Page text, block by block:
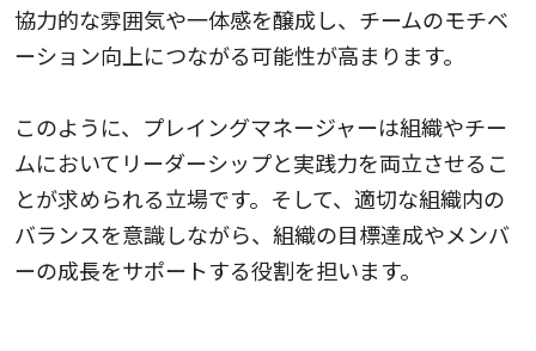
協力的な雰囲気や一体感を醸成し、チームのモチベ
ーション向上につながる可能性が高まります。
このように、プレイングマネージャーは組織やチー
ムにおいてリーダーシップと実践力を両立させるこ
とが求められる立場です。そして、適切な組織内の
バランスを意識しながら、組織の目標達成やメンバ
ーの成長をサポートする役割を担います。